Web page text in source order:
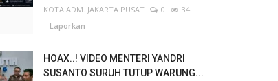
KOTA ADM. JAKARTA PUSAT
0
34
Laporkan
HOAX..! VIDEO MENTERI YANDRI
SUSANTO SURUH TUTUP WARUNG...